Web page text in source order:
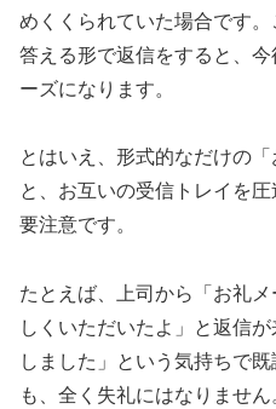
めくくられていた場合です
答える形で返信をすると、
ーズになります。
とはいえ、形式的なだけの
と、お互いの受信トレイを
要注意です。
たとえば、上司から「お礼
しくいただいたよ」と返信
しました」という気持ちで
も、全く失礼にはなりませ